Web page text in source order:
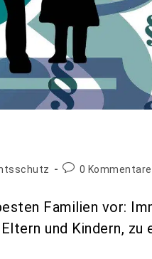
0 Kommentare
Familien vor:
und Kindern, zu